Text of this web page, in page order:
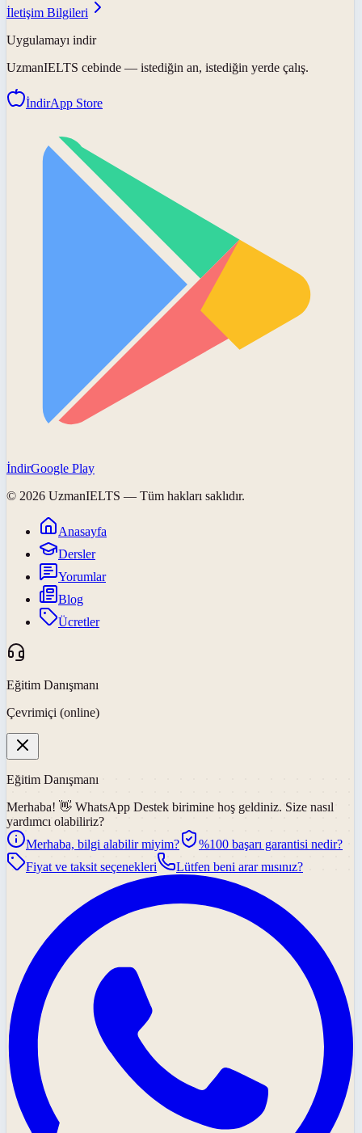
İletişim Bilgileri
Uygulamayı indir
UzmanIELTS cebinde — istediğin an, istediğin yerde çalış.
İndirApp Store
İndirGoogle Play
© 2026 UzmanIELTS — Tüm hakları saklıdır.
Anasayfa
Dersler
Yorumlar
Blog
Ücretler
Eğitim Danışmanı
Çevrimiçi (online)
Eğitim Danışmanı
Merhaba! 👋 WhatsApp Destek birimine hoş geldiniz. Size nasıl
yardımcı olabiliriz?
Merhaba, bilgi alabilir miyim?
%100 başarı garantisi nedir?
Fiyat ve taksit seçenekleri
Lütfen beni arar mısınız?